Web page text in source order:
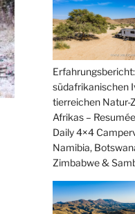
südafrikanischen
tierreichen Natur-
Afrikas –
Daily 4×4
Namibia,
Zimbabwe &